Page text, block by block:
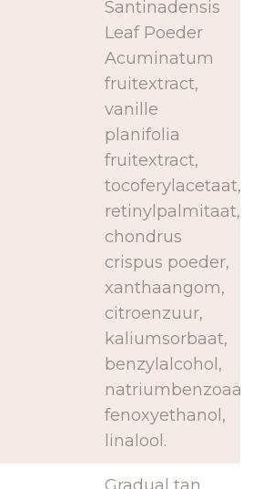
Santinadensis
Leaf Poeder
Acuminatum
fruitextract,
vanille
planifolia
fruitextract,
tocoferylacetaat,
retinylpalmitaat,
chondrus
crispus poeder,
xanthaangom,
citroenzuur,
kaliumsorbaat,
benzylalcohol,
natriumbenzoaat,
fenoxyethanol,
linalool.